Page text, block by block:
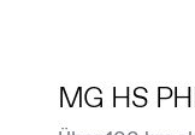
MG HS